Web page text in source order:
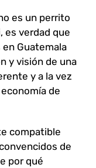
es un perrito
es verdad que
Guatemala
y visión de una
y a la vez
de
compatible
de
por qué